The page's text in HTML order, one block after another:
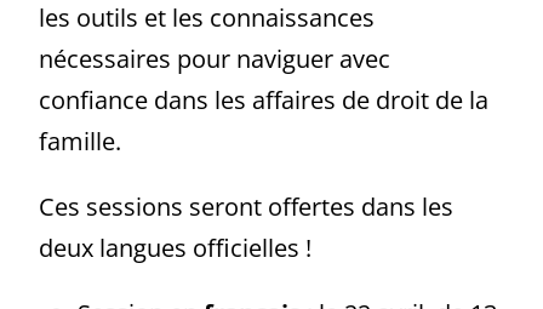
les outils et les connaissances
nécessaires pour naviguer avec
confiance dans les affaires de droit de la
famille.
Ces sessions seront offertes dans les
deux langues officielles !